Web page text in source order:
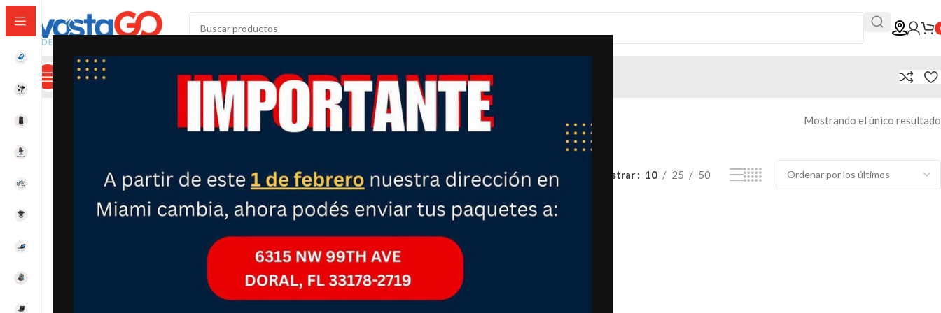
Categorías Calculadora De Envíos
Mostrando el único resultado
Mostrar 10 25 50